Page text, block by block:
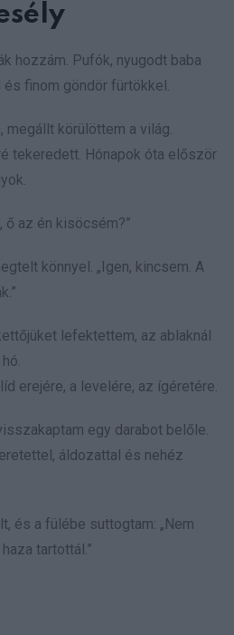
hozzám. Pufók, nyugodt baba
finom göndör fürtökkel.
megállt körülöttem a világ.
tekeredett. Hónapok óta először
ő az én kisöcsém?”
könnyel. „Igen, kincsem. A
lefektettem, az ablaknál
erejére, a levelére, az ígéretére.
egy darabot belőle.
áldozattal és nehéz
és a fülébe suttogtam: „Nem
tartottál.”